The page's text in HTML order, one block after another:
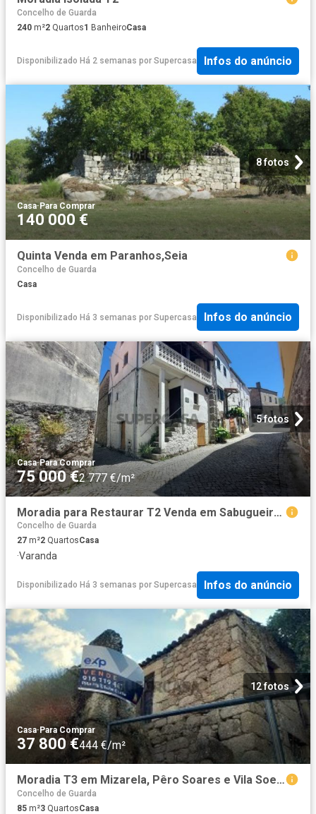
Concelho de Guarda
240 m²2 Quartos1 BanheiroCasa
Disponibilizado Há 2 semanas por Supercasa Infos do anúncio
8 fotos
Casa· Para Comprar
140 000 €
Quinta Venda em Paranhos,Seia
Concelho de Guarda
Casa
Disponibilizado Há 3 semanas por Supercasa Infos do anúncio
5 fotos
Casa·Para Comprar
75 000 €2 777 €/m²
Moradia para Restaurar T2 Venda em Sabugueiro,Seia
Concelho de Guarda
27 m²2 QuartosCasa
·Varanda
Disponibilizado Há 3 semanas por Supercasa Infos do anúncio
12 fotos
Casa· Para Comprar
37 800 €444 €/m²
Moradia T3 em Mizarela, Pêro Soares e Vila Soeiro
Concelho de Guarda
85 m²3 QuartosCasa